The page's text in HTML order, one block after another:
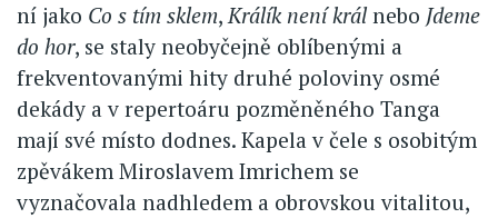
ní jako Co s tím sklem,Králík není král nebo Jdeme
do hor, se staly neobyčejně oblíbenými a
frekventovanými hity druhé poloviny osmé
dekády a v repertoáru pozměněného Tanga
mají své místo dodnes. Kapela v čele s osobitým
zpěvákem Miroslavem Imrichem se
vyznačovala nadhledem a obrovskou vitalitou,